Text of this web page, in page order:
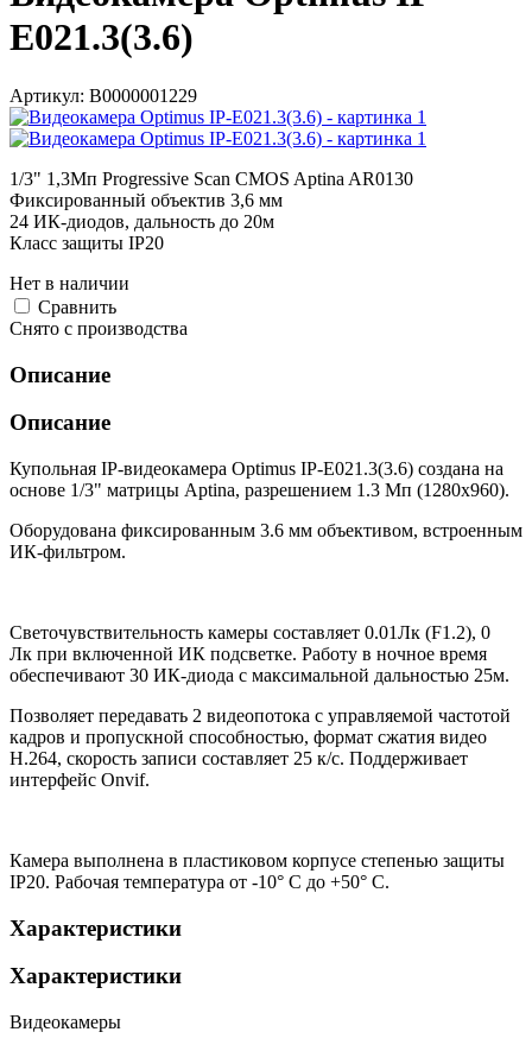
E021.3(3.6)
Артикул: В0000001229
1/3" 1,3Мп Progressive Scan CMOS Aptina AR0130
Фиксированный объектив 3,6 мм
24 ИК-диодов, дальность до 20м
Класс защиты IР20
Нет в наличии
Cравнить
Снято с производства
Описание
Описание
Купольная IP-видеокамера Optimus IP-E021.3(3.6) создана на
основе 1/3" матрицы Aptina, разрешением 1.3 Мп (1280х960).
Оборудована фиксированным 3.6 мм объективом, встроенным
ИК-фильтром.
Светочувствительность камеры составляет 0.01Лк (F1.2), 0
Лк при включенной ИК подсветке. Работу в ночное время
обеспечивают 30 ИК-диода с максимальной дальностью 25м.
Позволяет передавать 2 видеопотока с управляемой частотой
кадров и пропускной способностью, формат сжатия видео
H.264, скорость записи составляет 25 к/с. Поддерживает
интерфейс Onvif.
Камера выполнена в пластиковом корпусе степенью защиты
IP20. Рабочая температура от -10° С до +50° С.
Характеристики
Характеристики
Видеокамеры